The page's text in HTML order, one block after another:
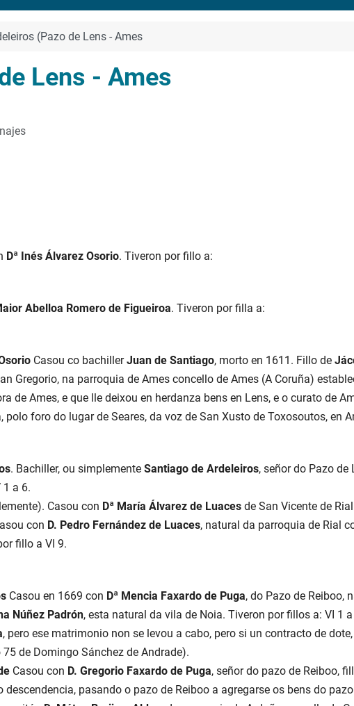
(Pazo de Lens - Ames
Lens - Ames
Dª Inés Álvarez Osorio. Tiveron por fillo a:
Abelloa Romero de Figueiroa. Tiveron por filla a:
Casou co bachillerJuan de Santiago, morto en 1611. Fillo de
Gregorio, na parroquia de Ames concello de Ames (A Coruña)
de Ames, e que lle deixou en herdanza bens en Lens, e o curato de
polo foro do lugar de Seares, da voz de San Xusto de Toxosoutos, en
. Bachiller, ou simplemente Santiago de Ardeleiros, señor do Pazo de
a 6.
Casou con Dª María Álvarez de Luaces de San Vicente de
con D. Pedro Fernández de Luaces, natural da parroquia de Rial
fillo a VI 9.
Casou en 1669 con Dª Mencia Faxardo de Puga, do Pazo de Reiboo,
Núñez Padrón, esta natural da vila de Noia. Tiveron por fillos a: VI 1
, pero ese matrimonio non se levou a cabo, pero si un contracto de
de Domingo Sánchez de Andrade).
Casou con D. Gregorio Faxardo de Puga, señor do pazo de Reiboo,
pasando o pazo de Reiboo a agregarse os bens do